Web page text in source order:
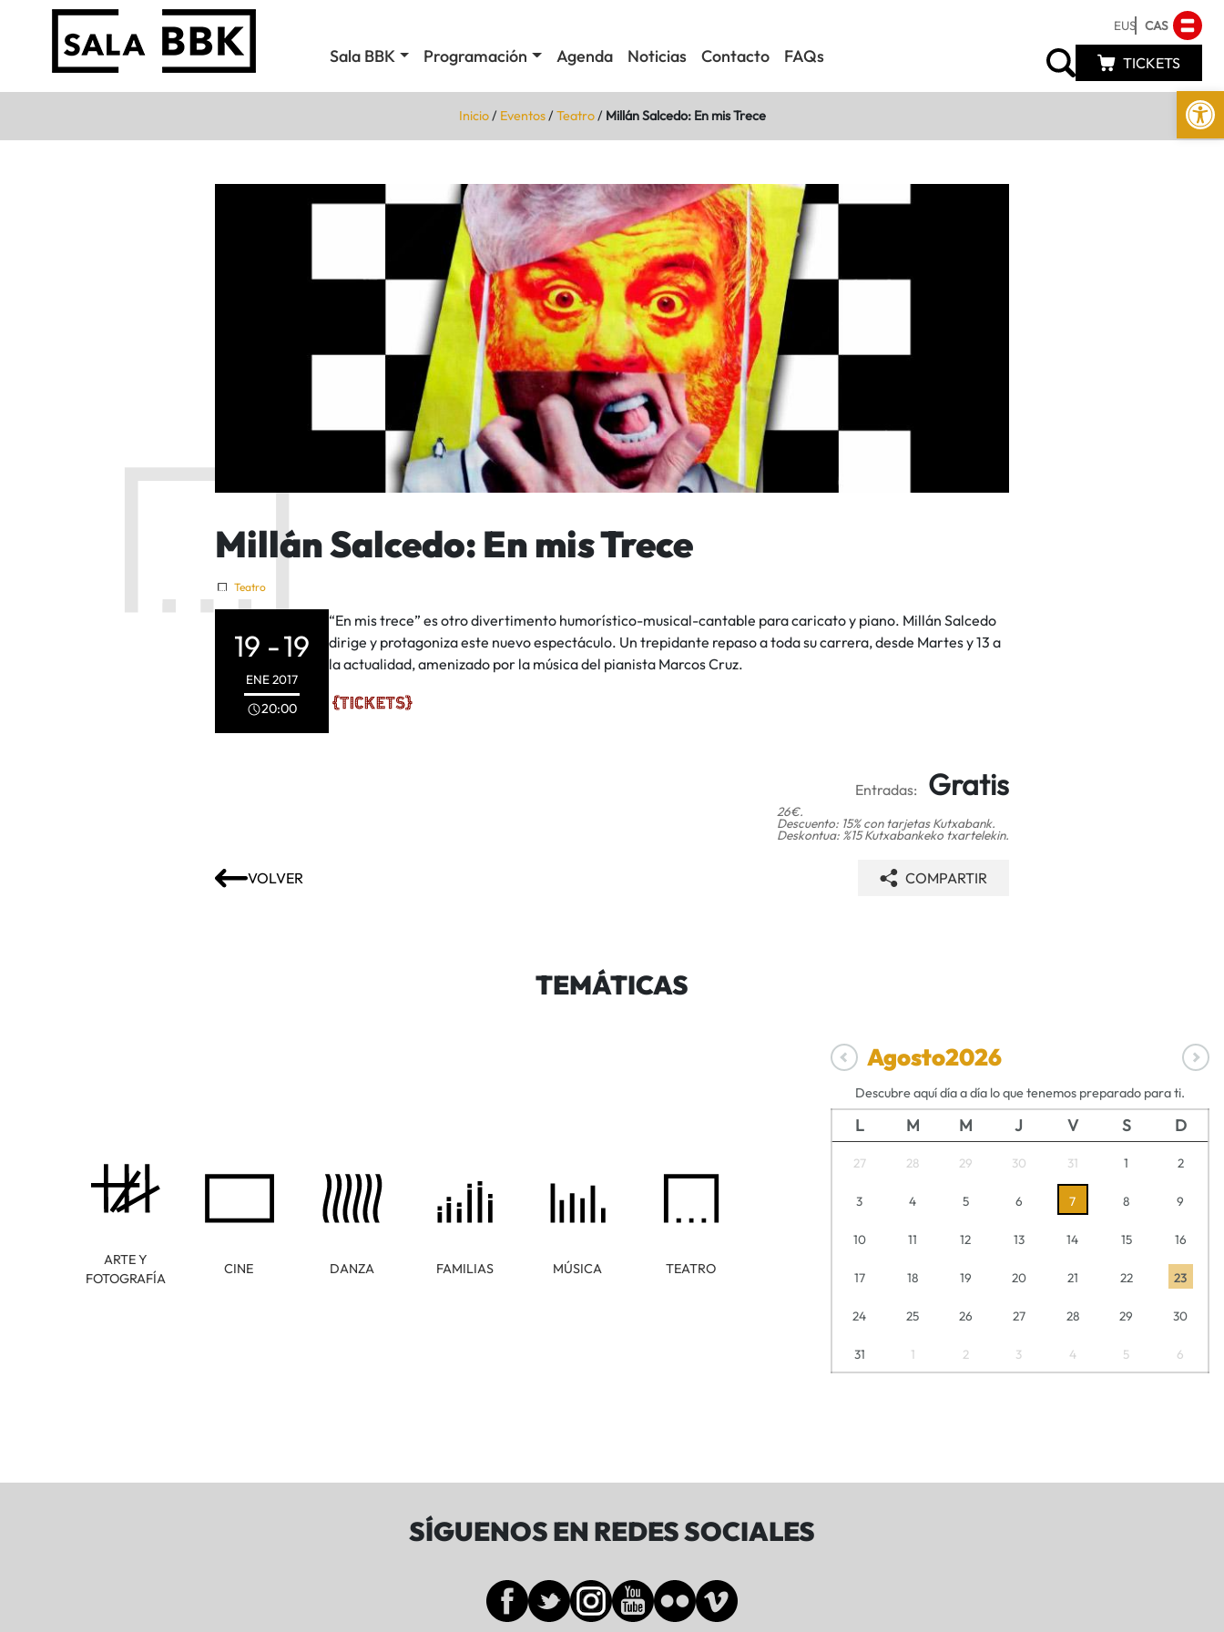
Abrir
Sala BBK Programación Agenda Noticias Contacto FAQs
EUS CAS
TICKETS
Inicio/ Eventos/Teatro/ Millán Salcedo: En mis Trece
Millán Salcedo: En mis Trece
Teatro
19 -19
ENE2017
20:00
“En mis trece” es otro divertimento humorístico-musical-cantable para caricato y piano. Millán Salcedo
dirige y protagoniza este nuevo espectáculo. Un trepidante repaso a toda su carrera, desde Martes y 13 a
la actualidad, amenizado por la música del pianista Marcos Cruz.
Entradas: Gratis
26€.
Descuento: 15% con tarjetas Kutxabank.
Deskontua: %15 Kutxabankeko txartelekin.
VOLVER COMPARTIR
TEMÁTICAS
ARTE Y
FOTOGRAFÍA
CINE DANZA FAMILIAS MÚSICA TEATRO
Agosto2026
Descubre aquí día a día lo que tenemos preparado para ti.
L M M J V S D
27 28 29 30 31 1 2
3 4 5 6 7 8 9
10 11 12 13 14 15 16
17 18 19 20 21 22 23
24 25 26 27 28 29 30
31 1 2 3 4 5 6
SÍGUENOS EN REDES SOCIALES